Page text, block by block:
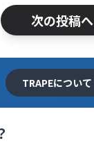
次の投稿へ
TRAPEについて